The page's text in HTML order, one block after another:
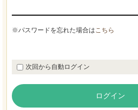
※パスワードを忘れた場合はこちら
次回から自動ログイン
ログイン